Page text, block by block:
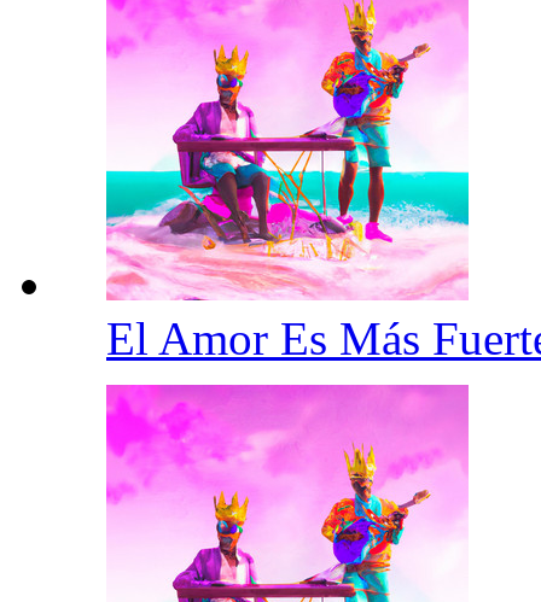
El Amor Es Más